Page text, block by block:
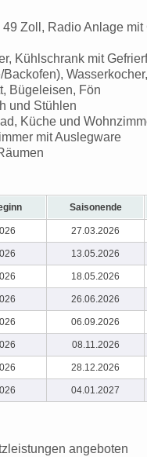
Zoll, Radio Anlage
Kühlschrank mit
Bügeleisen, Fön
und Stühlen
Küche und
mit Auslegware
Saisonende
27.03.2026
13.05.2026
18.05.2026
26.06.2026
06.09.2026
08.11.2026
28.12.2026
04.01.2027
angeboten